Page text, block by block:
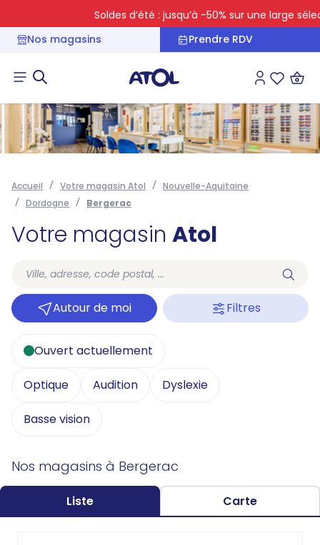
Soldes d’été : jusqu’à -50% sur une large
Nos magasins
Prendre RDV
Connexion
Accueil Votre magasin Atol
Nouvelle-Aquitaine
Dordogne
Bergerac
Votre magasin Atol
Autour de moi Filtres
Ouvert actuellement
Optique Audition Dyslexie
Basse vision
Nos magasins à Bergerac
Liste Carte